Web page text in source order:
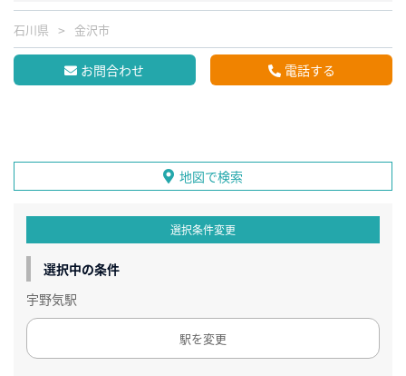
石川県 金沢市
お問合わせ 電話する
地図で検索
選択条件変更
選択中の条件
宇野気駅
駅を変更